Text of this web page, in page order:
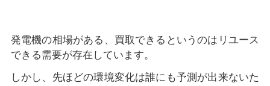
発電機の相場がある、買取できるというのはリユース
できる需要が存在しています。
しかし、先ほどの環境変化は誰にも予測が出来ないた